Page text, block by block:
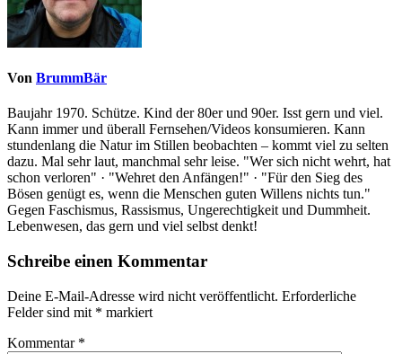
Von BrummBär
Baujahr 1970. Schütze. Kind der 80er und 90er. Isst gern und viel.
Kann immer und überall Fernsehen/Videos konsumieren. Kann
stundenlang die Natur im Stillen beobachten – kommt viel zu selten
dazu. Mal sehr laut, manchmal sehr leise. "Wer sich nicht wehrt, hat
schon verloren" · "Wehret den Anfängen!" · "Für den Sieg des
Bösen genügt es, wenn die Menschen guten Willens nichts tun."
Gegen Faschismus, Rassismus, Ungerechtigkeit und Dummheit.
Lebenwesen, das gern und viel selbst denkt!
Schreibe einen Kommentar
Deine E-Mail-Adresse wird nicht veröffentlicht. Erforderliche
Felder sind mit * markiert
Kommentar *